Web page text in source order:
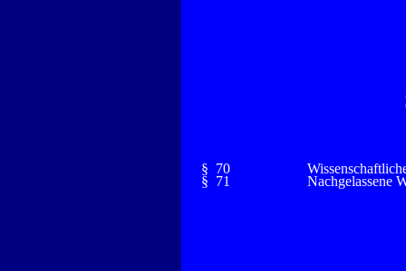
§ 70
§ 71
Nachgelassene